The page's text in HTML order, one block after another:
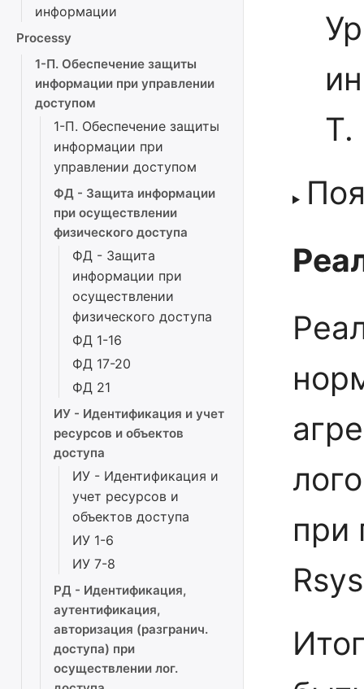
информации
Processy
1-П. Обеспечение защиты
информации при управлении
доступом
1-П. Обеспечение защиты
информации при
управлении доступом
ФД - Защита информации
при осуществлении
физического доступа
ФД - Защита
информации при
осуществлении
физического доступа
ФД 1-16
ФД 17-20
ФД 21
ИУ - Идентификация и учет
ресурсов и объектов
доступа
ИУ - Идентификация и
учет ресурсов и
объектов доступа
ИУ 1-6
ИУ 7-8
РД - Идентификация,
аутентификация,
авторизация (разгранич.
доступа) при
осуществлении лог.
Т.
при